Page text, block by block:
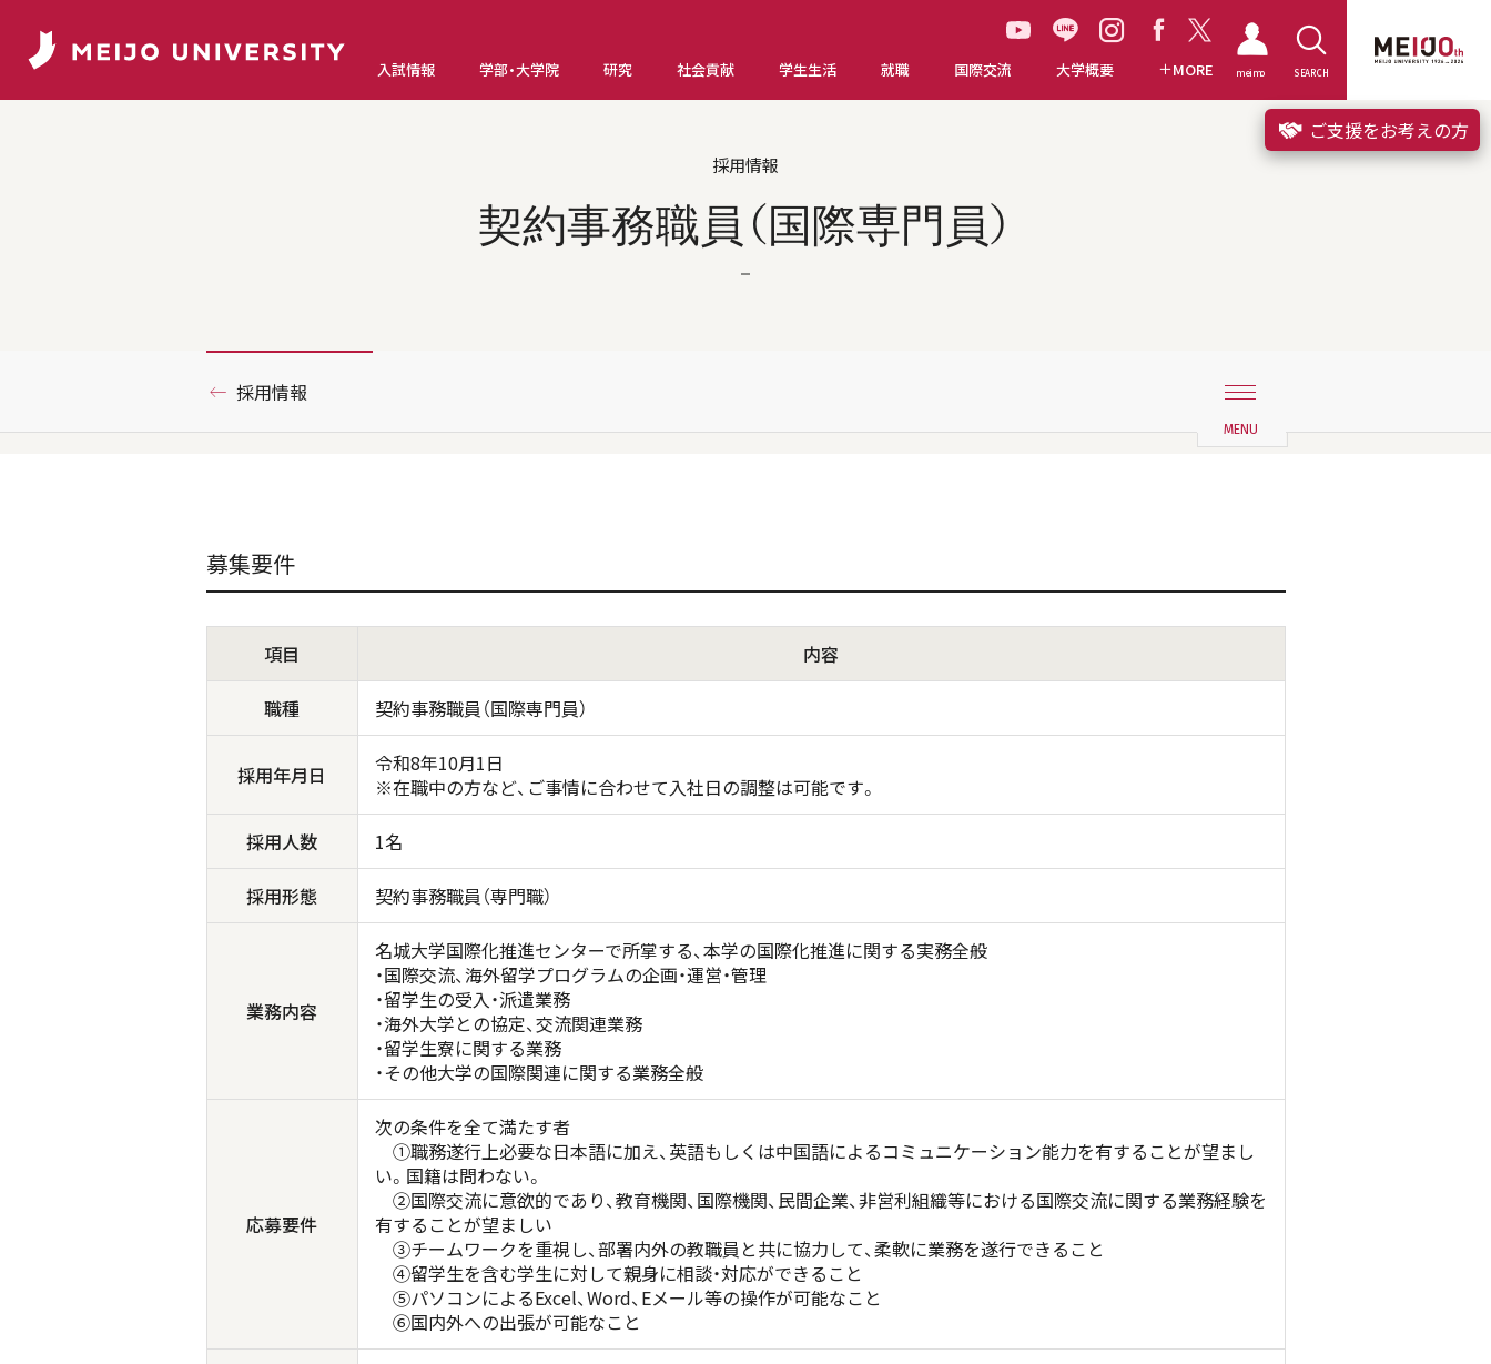
入試情報 学部・大学院 研究 社会貢献 学生生活 就職 国際交流 大学概要 MORE meimo SEARCH
ご支援をお考えの方
採用情報
契約事務職員（国際専門員）
採用情報
募集要件
項目 内容
職種 契約事務職員（国際専門員）
採用年月日
令和8年10月1日
※在職中の方など、ご事情に合わせて入社日の調整は可能です。
採用人数 1名
採用形態 契約事務職員（専門職）
業務内容
名城大学国際化推進センターで所掌する、本学の国際化推進に関する実務全般
・国際交流、海外留学プログラムの企画・運営・管理
・留学生の受入・派遣業務
・海外大学との協定、交流関連業務
・留学生寮に関する業務
・その他大学の国際関連に関する業務全般
応募要件
次の条件を全て満たす者
①職務遂行上必要な日本語に加え、英語もしくは中国語によるコミュニケーション能力を有することが望まし
い。国籍は問わない。
②国際交流に意欲的であり、教育機関、国際機関、民間企業、非営利組織等における国際交流に関する業務経験を
有することが望ましい
③チームワークを重視し、部署内外の教職員と共に協力して、柔軟に業務を遂行できること
④留学生を含む学生に対して親身に相談・対応ができること
⑤パソコンによるExcel、Word、Eメール等の操作が可能なこと
⑥国内外への出張が可能なこと